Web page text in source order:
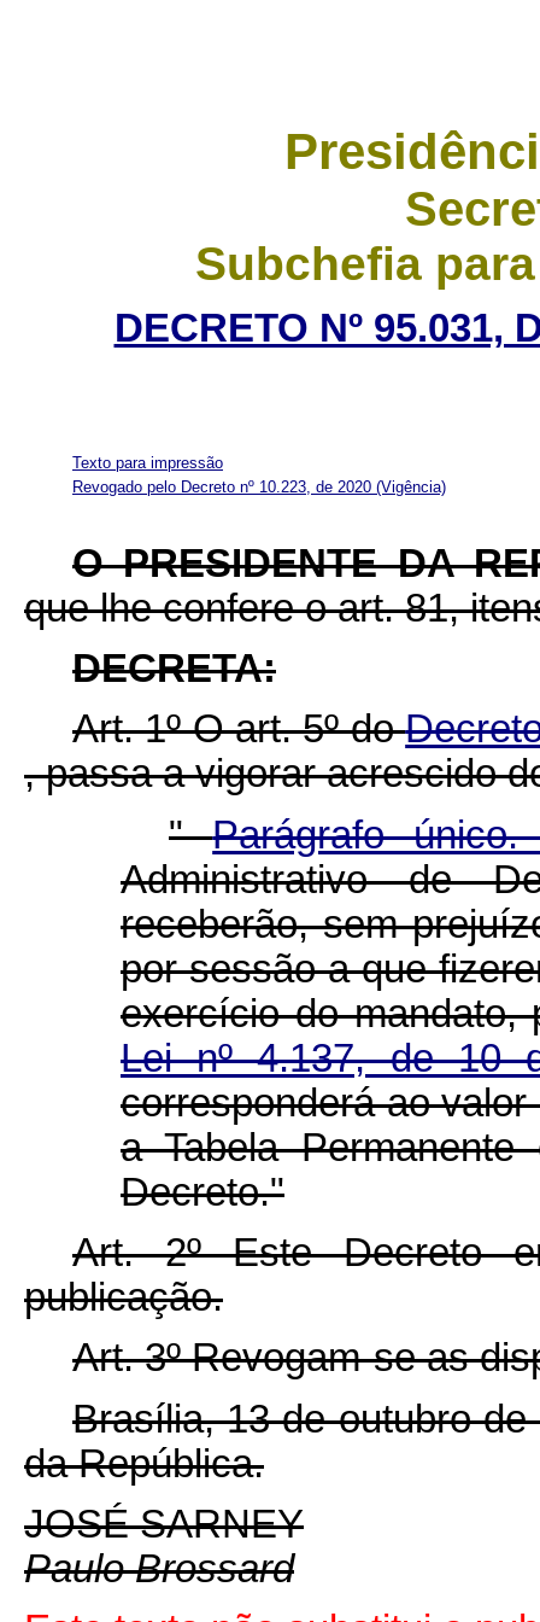
Subchefia
DECRETO Nº 95.031,
Texto para impressão
Revogado pelo Decreto nº 10.223, de 2020 (Vigência)
O PRESIDENTE DA
que lhe confere o art. 81,
DECRETA:
Art. 1º O art. 5º do
, passa a vigorar acrescido
"Parágrafo
Administrativo de
receberão, sem
por sessão a que
exercício do
Lei nº 4.137, de 10
corresponderá ao
a Tabela
Decreto."
Art. 2º Este Decreto
publicação.
Art. 3º Revogam-se as
Brasília, 13 de outubro de
da República.
JOSÉ SARNEY
Paulo Brossard